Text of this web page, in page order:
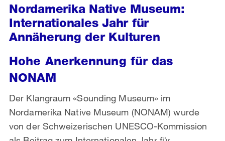
Nordamerika Native Museum:
Internationales Jahr für
Annäherung der Kulturen
Hohe Anerkennung für das
NONAM
Der Klangraum «Sounding Museum» im
Nordamerika Native Museum (NONAM) wurde
von der Schweizerischen UNESCO-Kommission